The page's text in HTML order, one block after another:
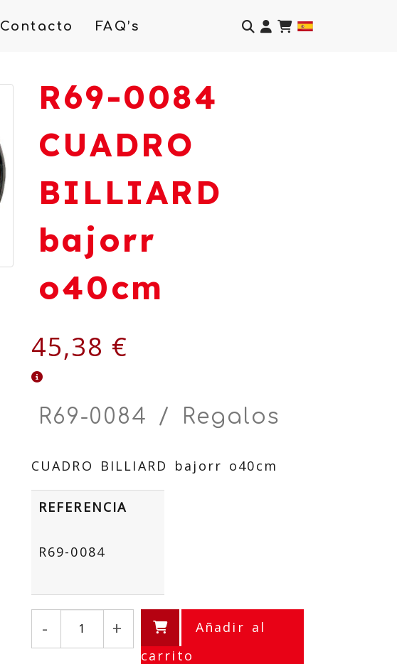
Contacto FAQ’s Identifícate
R69-0084
CUADRO
BILLIARD
bajorr
o40cm
45,38 €
R69-0084 / Regalos
CUADRO BILLIARD bajorr o40cm
REFERENCIA
R69-0084
- +
Añadir al
carrito